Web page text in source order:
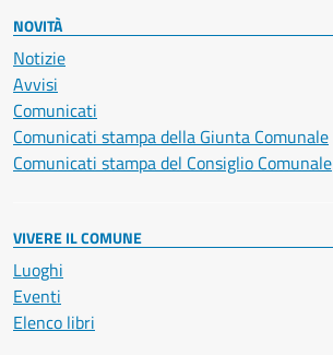
NOVITÀ
Notizie
Avvisi
Comunicati
Comunicati stampa della Giunta Comunale
Comunicati stampa del Consiglio Comunale
VIVERE IL COMUNE
Luoghi
Eventi
Elenco libri